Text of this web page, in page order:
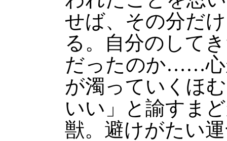
せば、その分だ
る。自分のして
だったのか……心
が濁っていくほ
いい」と諭すま
獣。避けがたい